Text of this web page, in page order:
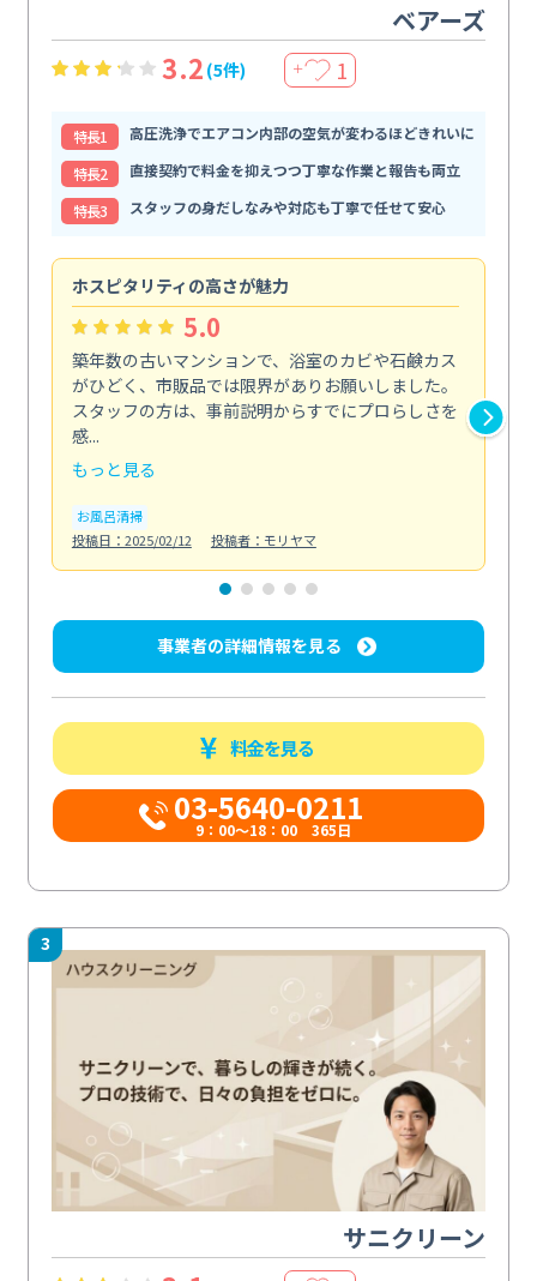
ベアーズ
3.2 (5件) ＋ 1
特⻑1
高圧洗浄でエアコン内部の空気が変わるほどきれいに
特⻑2
直接契約で料金を抑えつつ丁寧な作業と報告も両立
特⻑3
スタッフの身だしなみや対応も丁寧で任せて安心
ホスピタリティの高さが魅力
5.0
築年数の古いマンションで、浴室のカビや石鹸カス
がひどく、市販品では限界がありお願いしました。
スタッフの方は、事前説明からすでにプロらしさを
感...
もっと見る
お風呂清掃
投稿日：2025/02/12
投稿者：モリヤマ
事業者の詳細情報を見る
料金を見る
03-5640-0211
9：00～18：00 365日
3
サニクリーン